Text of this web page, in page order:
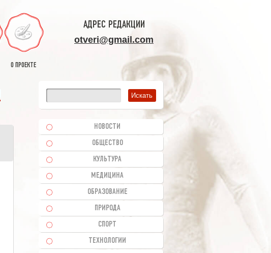
О ПРОЕКТЕ
АДРЕС РЕДАКЦИИ
otveri@gmail.com
НОВОСТИ
ОБЩЕСТВО
КУЛЬТУРА
МЕДИЦИНА
ОБРАЗОВАНИЕ
ПРИРОДА
СПОРТ
ТЕХНОЛОГИИ